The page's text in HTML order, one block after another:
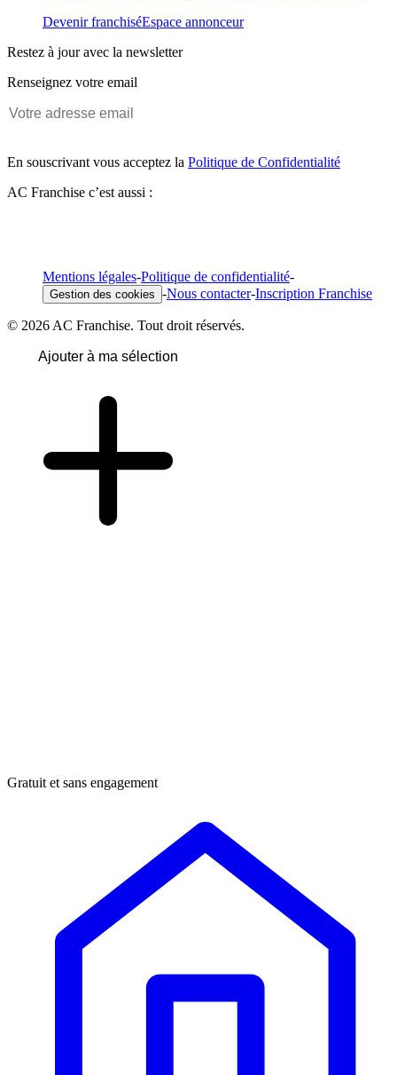
Devenir franchiséEspace annonceur
Restez à jour avec la newsletter
Renseignez votre email
En souscrivant vous acceptez la Politique de Confidentialité
AC Franchise c’est aussi :
Mentions légales-Politique de confidentialité-
Gestion des cookies -Nous contacter-Inscription Franchise
© 2026 AC Franchise. Tout droit réservés.
Ajouter à ma sélection
Gratuit et sans engagement